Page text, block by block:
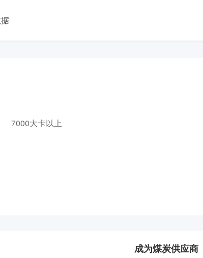
7000大卡以上
成为煤炭供应商